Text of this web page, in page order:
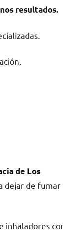
resultados.
dе Los
dejar dе fumar
inhaladores